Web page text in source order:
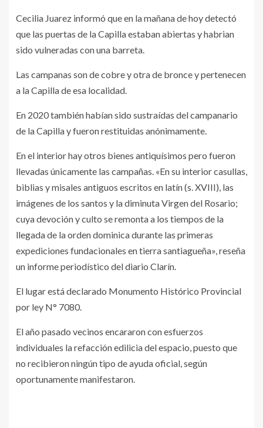
Cecilia Juarez informó que en la mañana de hoy detectó
que las puertas de la Capilla estaban abiertas y habrian
sido vulneradas con una barreta.
Las campanas son de cobre y otra de bronce y pertenecen
a la Capilla de esa localidad.
En 2020 también habían sido sustraídas del campanario
de la Capilla y fueron restituidas anónimamente.
En el interior hay otros bienes antiquísimos pero fueron
llevadas únicamente las campañas. «En su interior casullas,
biblias y misales antiguos escritos en latín (s. XVIII), las
imágenes de los santos y la diminuta Virgen del Rosario;
cuya devoción y culto se remonta a los tiempos de la
llegada de la orden dominica durante las primeras
expediciones fundacionales en tierra santiagueña», reseña
un informe periodístico del diario Clarín.
El lugar está declarado Monumento Histórico Provincial
por ley N° 7080.
El año pasado vecinos encararon con esfuerzos
individuales la refacción edilicia del espacio, puesto que
no recibieron ningún tipo de ayuda oficial, según
oportunamente manifestaron.